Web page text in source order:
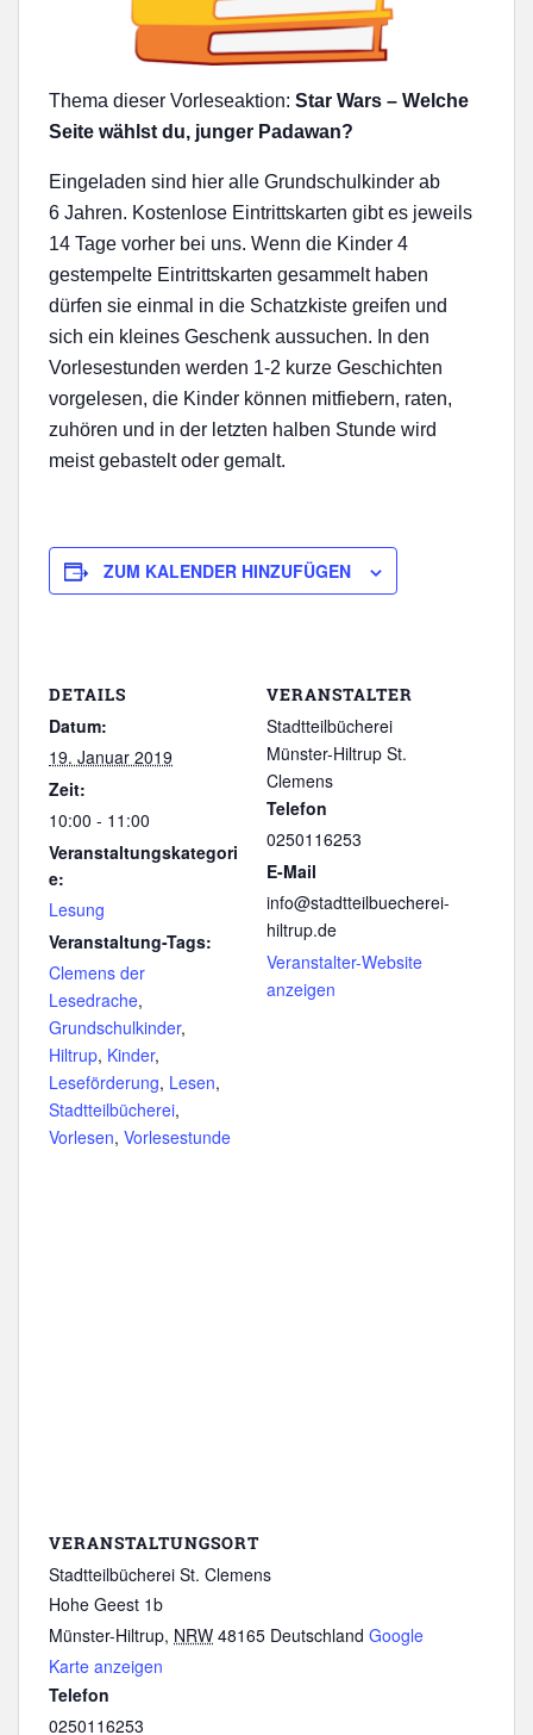
Thema dieser Vorleseaktion: Star Wars – Welche
Seite wählst du, junger Padawan?
Eingeladen sind hier alle Grundschulkinder ab
6 Jahren. Kostenlose Eintrittskarten gibt es jeweils
14 Tage vorher bei uns. Wenn die Kinder 4
gestempelte Eintrittskarten gesammelt haben
dürfen sie einmal in die Schatzkiste greifen und
sich ein kleines Geschenk aussuchen. In den
Vorlesestunden werden 1-2 kurze Geschichten
vorgelesen, die Kinder können mitfiebern, raten,
zuhören und in der letzten halben Stunde wird
meist gebastelt oder gemalt.
ZUM KALENDER HINZUFÜGEN
DETAILS
Datum:
19. Januar 2019
Zeit:
10:00 - 11:00
Veranstaltungskategori
e:
Lesung
Veranstaltung-Tags:
Clemens der
Lesedrache,
Grundschulkinder,
Hiltrup, Kinder,
Leseförderung, Lesen,
Stadtteilbücherei,
Vorlesen, Vorlesestunde
VERANSTALTER
Stadtteilbücherei
Münster-Hiltrup St.
Clemens
Telefon
0250116253
E-Mail
info@stadtteilbuecherei-
hiltrup.de
Veranstalter-Website
anzeigen
VERANSTALTUNGSORT
Stadtteilbücherei St. Clemens
Hohe Geest 1b
Münster-Hiltrup, NRW 48165 Deutschland Google
Karte anzeigen
Telefon
0250116253